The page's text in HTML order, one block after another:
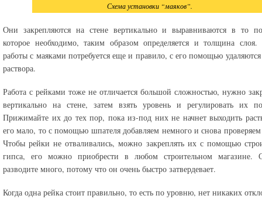
Схема установки “маяков”.
Они закрепляются на стене вертикально и выравниваются в то
которое необходимо, таким образом определяется и толщина
работы с маяками потребуется еще и правило, с его помощью
раствора.
Работа с рейками тоже не отличается большой сложностью, нужно
вертикально на стене, затем взять уровень и регулировать их
Прижимайте их до тех пор, пока из-под них не начнет выходить
его мало, то с помощью шпателя добавляем немного и снова
Чтобы рейки не отваливались, можно закреплять их с помощью
гипса, его можно приобрести в любом строительном магазине.
разводите много, потому что он очень быстро затвердевает.
Когда одна рейка стоит правильно, то есть по уровню, нет никаких